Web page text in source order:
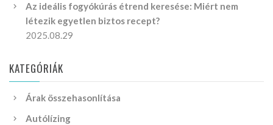
Az ideális fogyókúrás étrend keresése: Miért nem
létezik egyetlen biztos recept?
2025.08.29
KATEGÓRIÁK
Árak összehasonlítása
Autólízing